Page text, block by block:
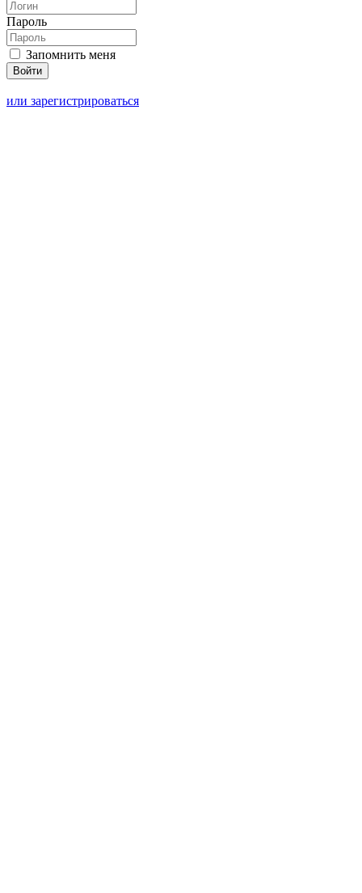
Пароль
Запомнить меня
или зарегистрироваться